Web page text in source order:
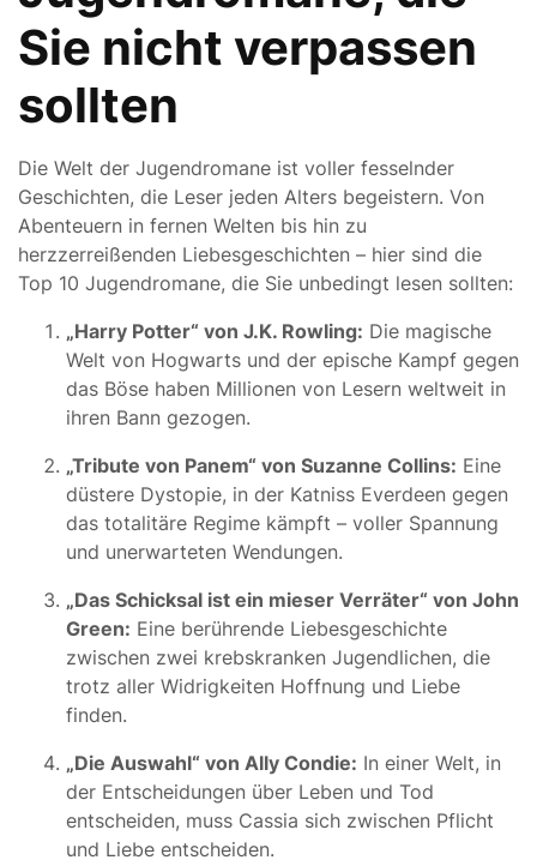
Sie nicht verpassen
sollten
Die Welt der Jugendromane ist voller fesselnder
Geschichten, die Leser jeden Alters begeistern. Von
Abenteuern in fernen Welten bis hin zu
herzzerreißenden Liebesgeschichten – hier sind die
Top 10 Jugendromane, die Sie unbedingt lesen sollten:
„Harry Potter“ von J.K. Rowling: Die magische
Welt von Hogwarts und der epische Kampf gegen
das Böse haben Millionen von Lesern weltweit in
ihren Bann gezogen.
„Tribute von Panem“ von Suzanne Collins: Eine
düstere Dystopie, in der Katniss Everdeen gegen
das totalitäre Regime kämpft – voller Spannung
und unerwarteten Wendungen.
„Das Schicksal ist ein mieser Verräter“ von John
Green: Eine berührende Liebesgeschichte
zwischen zwei krebskranken Jugendlichen, die
trotz aller Widrigkeiten Hoffnung und Liebe
finden.
„Die Auswahl“ von Ally Condie: In einer Welt, in
der Entscheidungen über Leben und Tod
entscheiden, muss Cassia sich zwischen Pflicht
und Liebe entscheiden.